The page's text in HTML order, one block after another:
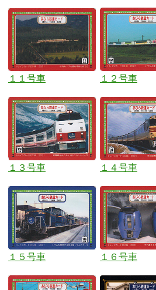
１１号車 １２号車
１３号車 １４号車
１５号車 １６号車